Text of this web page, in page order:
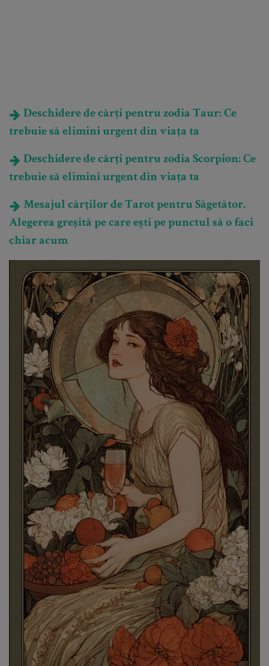
Deschidere de cărți pentru zodia Taur: Ce
trebuie să elimini urgent din viața ta
Deschidere de cărți pentru zodia Scorpion: Ce
trebuie să elimini urgent din viața ta
Mesajul cărților de Tarot pentru Săgetător.
Alegerea greșită pe care ești pe punctul să o faci
chiar acum